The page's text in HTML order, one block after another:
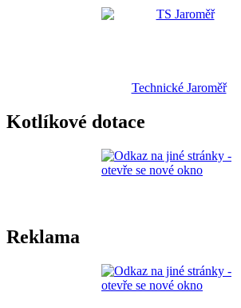
Technické Jaroměř
Kotlíkové dotace
Reklama